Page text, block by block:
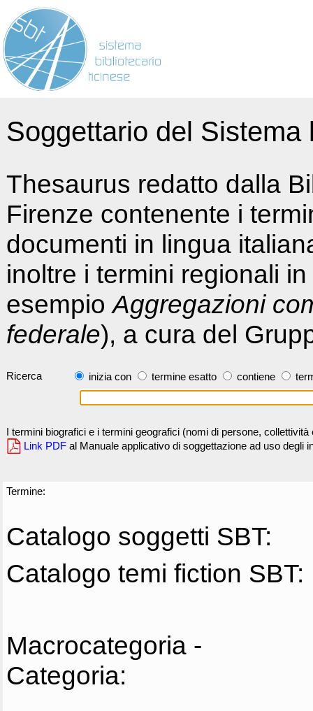
Soggettario del
Thesaurus redatto dalla
Firenze contenente i
documenti in lingua
inoltre i termini regionali
esempioAggregazioni
federale), a cura del
Ricerca inizia con termine esatto contiene
I termini biografici e i termini geografici (nomi di persone,
Link PDF al Manuale applicativo di soggettazione ad uso degli
Termine:
Catalogo soggetti SBT:
Catalogo temi fiction SBT:
Macrocategoria -
Categoria: